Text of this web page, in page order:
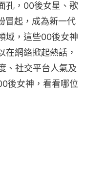
孔，00後女星、歌
冒起，成為新一代
域，這些00後女神
在網絡掀起熱話，
、社交平台人氣及
後女神，看看哪位